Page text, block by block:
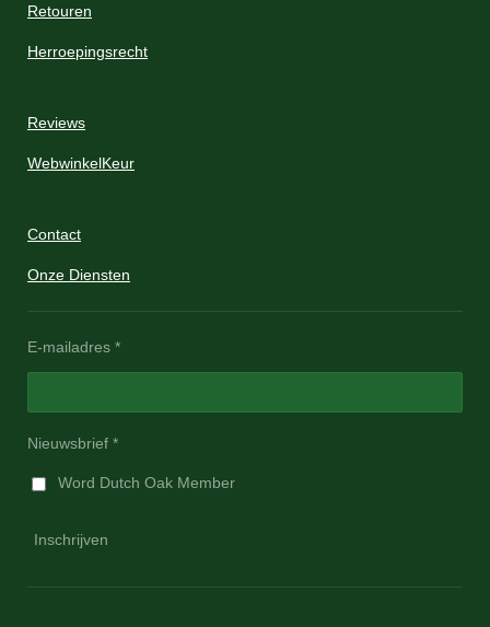
Retouren
Herroepingsrecht
Reviews
WebwinkelKeur
Contact
Onze Diensten
E-mailadres *
Nieuwsbrief *
Word Dutch Oak Member
Inschrijven